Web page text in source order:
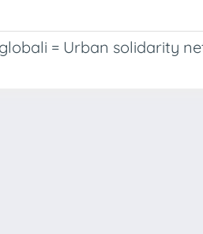
= Urban solidarity